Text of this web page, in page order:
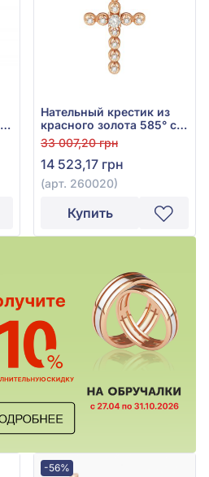
Нательный крестик из
красного золота 585° с
фианитом, арт. 260020
33 007,20 грн
14 523,17 грн
(арт. 260020)
Купить
-56%